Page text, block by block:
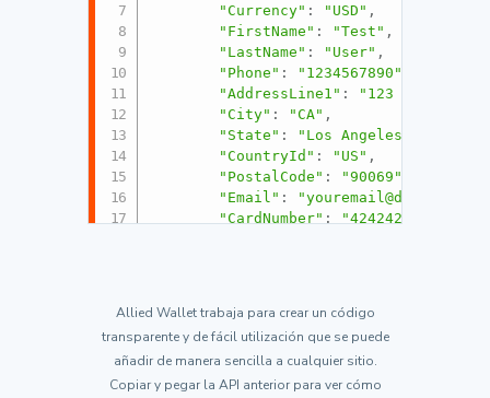
"Currency" : "USD" ,
"FirstName" : "Test" ,
"LastName" : "User" ,
"Phone" : "1234567890"
"AddressLine1" : "123 Fake St"
"City" : "CA" ,
"State" : "Los Angeles"
"CountryId" : "US" ,
"PostalCode" : "90069"
"Email" :
"youremail@domain.com"
"CardNumber" :
"Amount" : 5.00,
"TrackingId":
"Your Unique Id"
}
});
Allied Wallet trabaja para crear un código
transparente y de fácil utilización que se puede
añadir de manera sencilla a cualquier sitio.
Copiar y pegar la API anterior para ver cómo